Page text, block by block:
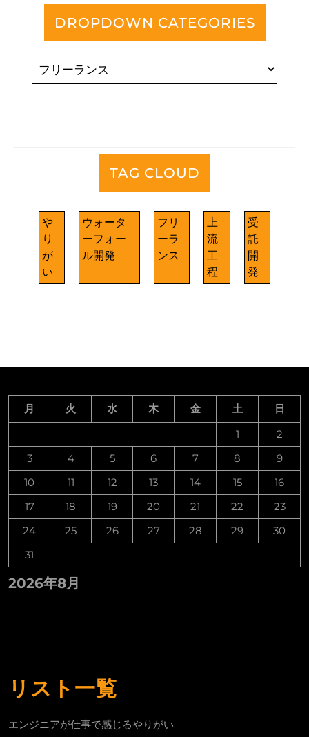
DROPDOWN CATEGORIES
TAG CLOUD
や
り
が
い
ウォータ
ーフォー
ル開発
フリ
ーラ
ンス
上
流
工
程
受
託
開
発
2026年8月
月 火 水 木 金 土
日
1
2
3
4 5 6 7 8
9
10
11 12 13 14 15
16
17
18 19 20 21 22
23
24
25 26 27 28 29
30
31
リスト一覧
エンジニアが仕事で感じるやりがい